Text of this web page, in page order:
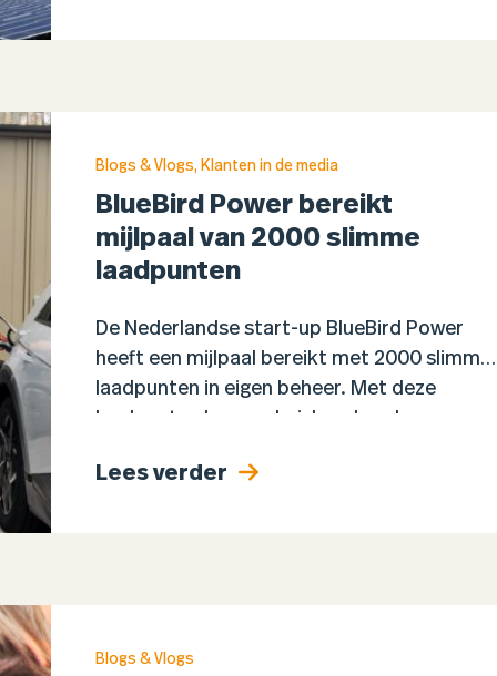
Blogs & Vlogs, Klanten in de media
BlueBird Power bereikt
mijlpaal van 2000 slimme
laadpunten
De Nederlandse start-up BlueBird Power
heeft een mijlpaal bereikt met 2000 slimme
laadpunten in eigen beheer. Met deze
laadpunten kunnen huishoudens hun
opgewekte zonne-energie…
Lees verder
Blogs & Vlogs